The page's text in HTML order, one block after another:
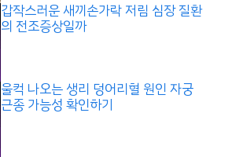
갑작스러운 새끼손가락 저림 심장 질환
의 전조증상일까
울컥 나오는 생리 덩어리혈 원인 자궁
근종 가능성 확인하기